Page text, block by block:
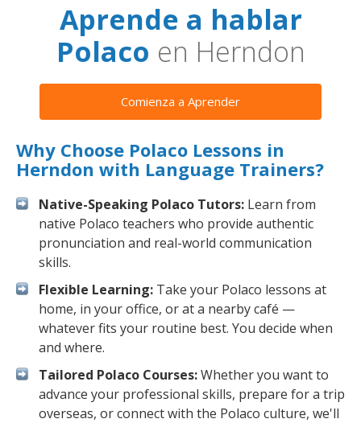
Aprende a hablar
Polaco en Herndon
Comienza a Aprender
Why Choose Polaco Lessons in
Herndon with Language Trainers?
Native-Speaking Polaco Tutors: Learn from
native Polaco teachers who provide authentic
pronunciation and real-world communication
skills.
Flexible Learning: Take your Polaco lessons at
home, in your office, or at a nearby café —
whatever fits your routine best. You decide when
and where.
Tailored Polaco Courses:Whether you want to
advance your professional skills, prepare for a trip
overseas, or connect with the Polaco culture, we'll